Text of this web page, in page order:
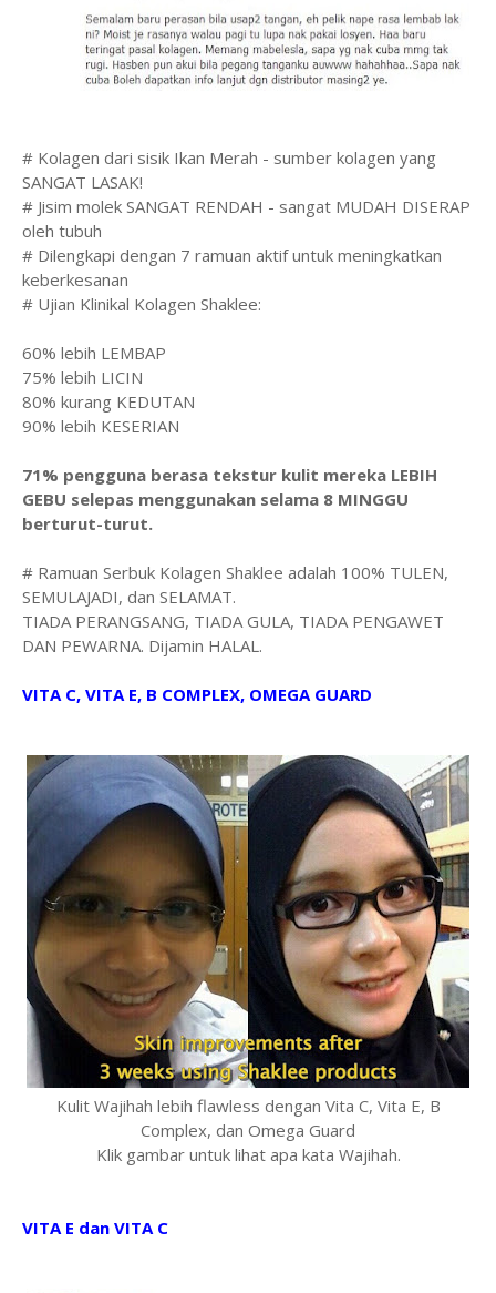
# Kolagen dari sisik Ikan Merah - sumber kolagen yang
SANGAT LASAK!
# Jisim molek SANGAT RENDAH - sangat MUDAH DISERAP
oleh tubuh
# Dilengkapi dengan 7 ramuan aktif untuk meningkatkan
keberkesanan
# Ujian Klinikal Kolagen Shaklee:
60% lebih LEMBAP
75% lebih LICIN
80% kurang KEDUTAN
90% lebih KESERIAN
71% pengguna berasa tekstur kulit mereka LEBIH
GEBU selepas menggunakan selama 8 MINGGU
berturut-turut.
# Ramuan Serbuk Kolagen Shaklee adalah 100% TULEN,
SEMULAJADI, dan SELAMAT.
TIADA PERANGSANG, TIADA GULA, TIADA PENGAWET
DAN PEWARNA. Dijamin HALAL.
VITA C, VITA E, B COMPLEX, OMEGA GUARD
Kulit Wajihah lebih flawless dengan Vita C, Vita E, B
Complex, dan Omega Guard
Klik gambar untuk lihat apa kata Wajihah.
VITA E dan VITA C